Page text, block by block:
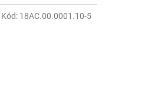
Kód: 18AC.00.0001.10-5